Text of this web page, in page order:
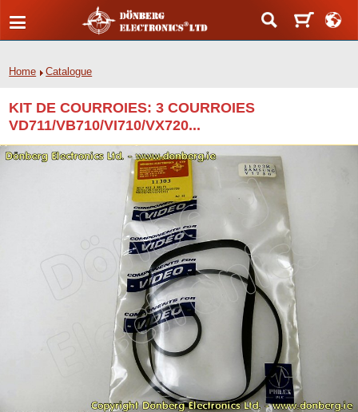
Home Catalogue
KIT DE COURROIES: 3 COURROIES
VD711/VB710/VI710/VX720...